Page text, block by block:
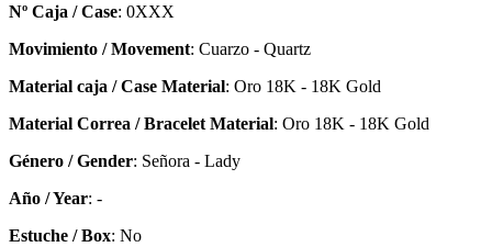
Nº Caja / Case: 0XXX
Movimiento / Movement: Cuarzo - Quartz
Material caja / Case Material: Oro 18K - 18K Gold
Material Correa / Bracelet Material: Oro 18K - 18K Gold
Género / Gender: Señora - Lady
Año / Year: -
Estuche / Box: No